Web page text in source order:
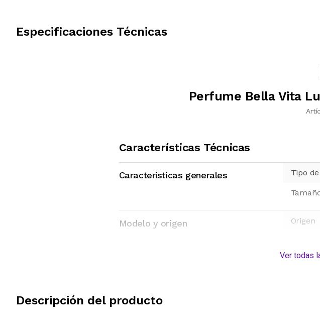
Especificaciones Técnicas
Perfume Bella Vita
Características Técnicas
Características generales Tipo
Modelo y origen Origen
Ver todas
Descripción del producto